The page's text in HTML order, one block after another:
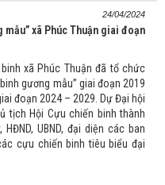
24/04/2024
xã Phúc Thuận giai đoạn
xã Phúc Thuận đã tổ chức
gương mẫu” giai đoạn 2019
đoạn 2024 – 2029. Dự Đại hội
tịch Hội Cựu chiến binh thành
UBND, đại diện các ban
cựu chiến binh tiêu biểu đại